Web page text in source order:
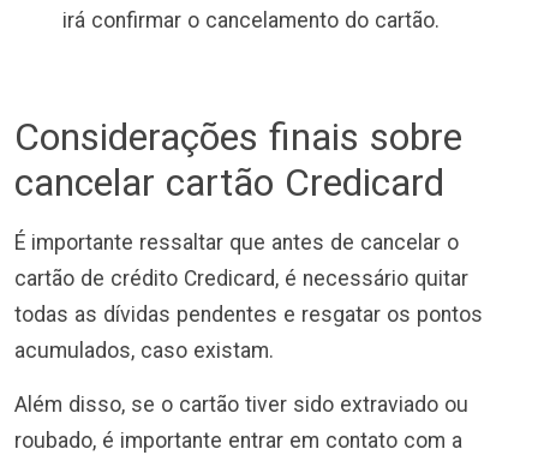
irá confirmar o cancelamento do cartão.
Considerações finais sobre
cancelar cartão Credicard
É importante ressaltar que antes de cancelar o
cartão de crédito Credicard, é necessário quitar
todas as dívidas pendentes e resgatar os pontos
acumulados, caso existam.
Além disso, se o cartão tiver sido extraviado ou
roubado, é importante entrar em contato com a